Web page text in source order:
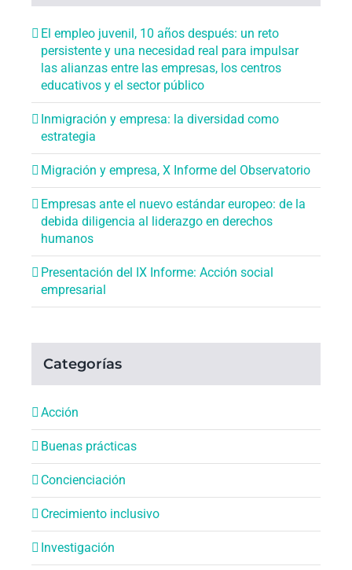
El empleo juvenil, 10 años después: un reto
persistente y una necesidad real para impulsar
las alianzas entre las empresas, los centros
educativos y el sector público
Inmigración y empresa: la diversidad como
estrategia
Migración y empresa, X Informe del Observatorio
Empresas ante el nuevo estándar europeo: de la
debida diligencia al liderazgo en derechos
humanos
Presentación del IX Informe: Acción social
empresarial
Categorías
Acción
Buenas prácticas
Concienciación
Crecimiento inclusivo
Investigación